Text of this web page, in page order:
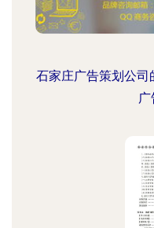
石家庄广告策划公司
广